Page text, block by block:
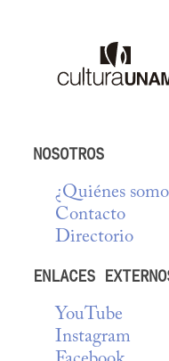
NOSOTROS
¿Quiénes
Contacto
Directorio
ENLACES
YouTube
Instagram